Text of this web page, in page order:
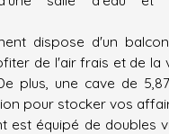
dispose d'un
de l'air frais et de la
plus, une cave de
pour stocker vos
est équipé de doubles